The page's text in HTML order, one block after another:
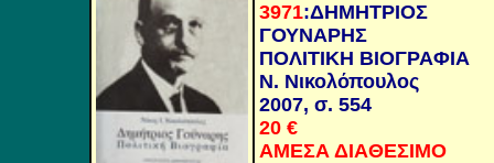
3971:ΔΗΜΗΤΡΙΟΣ
ΓΟΥΝΑΡΗΣ
ΠΟΛΙΤΙΚΗ ΒΙΟΓΡΑΦΙΑ
Ν. Νικολόπουλος
2007, σ. 554
20€
ΑΜΕΣΑ ΔΙΑΘΕΣΙΜΟ